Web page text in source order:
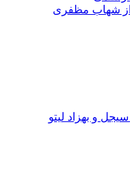
از شهاب مظفری
و بهزاد لیتو